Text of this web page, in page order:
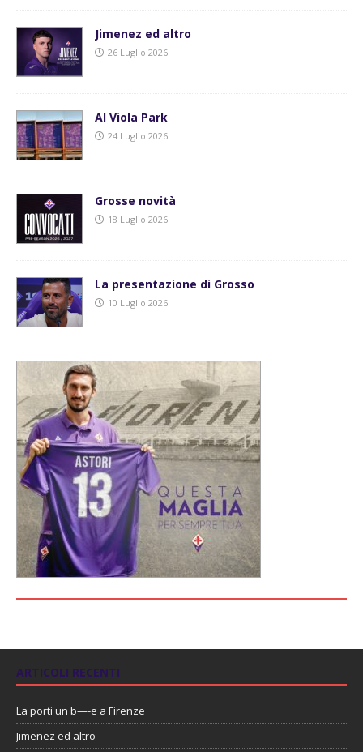
Jimenez ed altro
26 Luglio 2026
Al Viola Park
24 Luglio 2026
Grosse novità
18 Luglio 2026
La presentazione di Grosso
10 Luglio 2026
ARTICOLI RECENTI
La porti un b—-e a Firenze
Jimenez ed altro